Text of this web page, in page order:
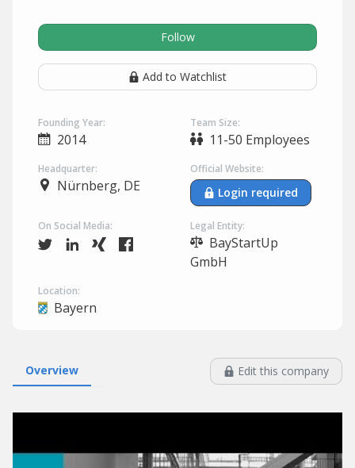
Follow
Add to Watchlist
Founding Year:
2014
Team Size:
11-50 Employees
Headquarter:
Nürnberg, DE
Official Website:
Login required
On Social Media: Legal Entity:
BayStartUp
GmbH
Location:
Bayern
Overview Edit this company